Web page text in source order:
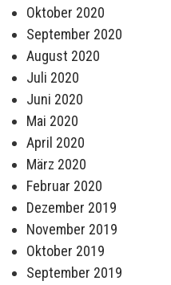
Oktober 2020
September 2020
August 2020
Juli 2020
Juni 2020
Mai 2020
April 2020
März 2020
Februar 2020
Dezember 2019
November 2019
Oktober 2019
September 2019